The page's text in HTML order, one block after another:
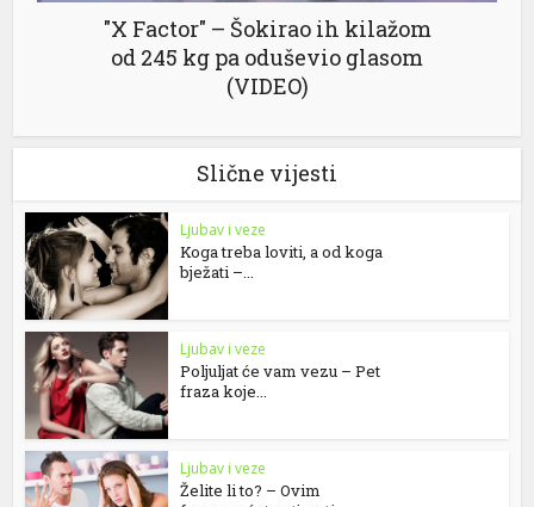
"X Factor" – Šokirao ih kilažom
od 245 kg pa oduševio glasom
(VIDEO)
Slične vijesti
Ljubav i veze
Koga treba loviti, a od koga
bježati –...
Ljubav i veze
Poljuljat će vam vezu – Pet
fraza koje...
Ljubav i veze
Želite li to? – Ovim